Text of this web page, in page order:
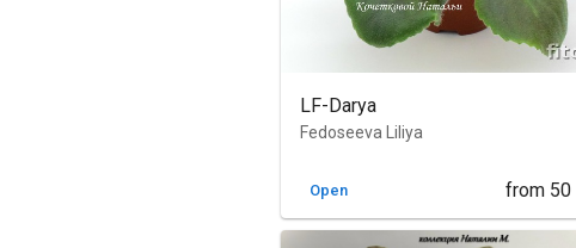
LF-Darya
Fedoseeva Liliya
Open from 50